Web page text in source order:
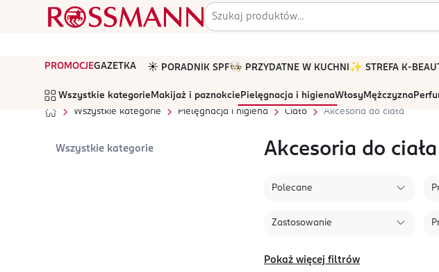
PROMOCJEGAZETKA ☀️ PORADNIK SPF🧑🏻‍🍳 PRZYDATNE W KUCHNI ✨ STREFA K-
Wszystkie kategorie Makijaż i paznokcie Pielęgnacja i higienaWłosyMężczyzna
Wszystkie kategorie
Pielęgnacja i higiena Ciało Akcesoria do ciała
Wszystkie kategorie Akcesoria do ciała
Polecane
Zastosowanie
Pokaż więcej filtrów